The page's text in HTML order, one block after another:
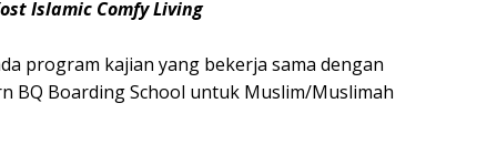
Islamic Comfy Living
program kajian yang bekerja sama dengan
BQ Boarding School untuk Muslim/Muslimah